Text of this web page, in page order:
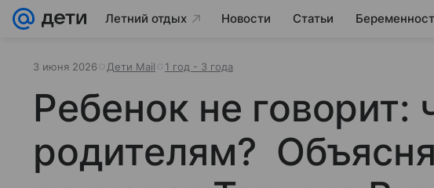
Летний отдых Новости Статьи
3 июня 2026 Дети Mail 1 год - 3 года
Ребенок не говорит:
родителям?